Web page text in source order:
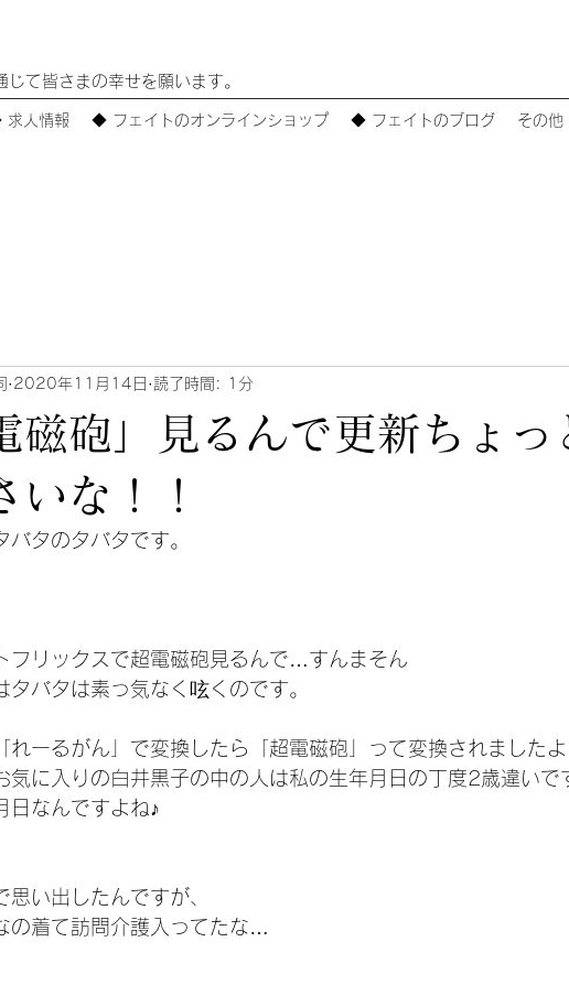
て皆さまの幸せを願います。
人情報 ◆ フェイトのオンラインショップ ◆ フェイトのブログ その他
磁砲」見るんで更新ちょっ
いな！！
2020年11月14日 読了時間: 1分
バタのタバタです。
フリックスで超電磁砲見るんで…すんまそん
タバタは素っ気なく呟くのです。
れーるがん」で変換したら「超電磁砲」って変換されました
気に入りの白井黒子の中の人は私の生年月日の丁度2歳違いで
日なんですよね♪
思い出したんですが、
の着て訪問介護入ってたな…